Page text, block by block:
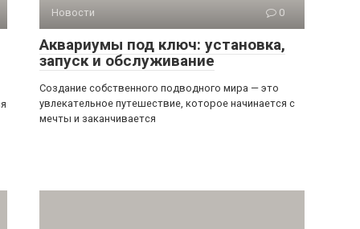
Новости 0
Аквариумы под ключ: установка,
запуск и обслуживание
Создание собственного подводного мира — это
увлекательное путешествие, которое начинается с
мечты и заканчивается